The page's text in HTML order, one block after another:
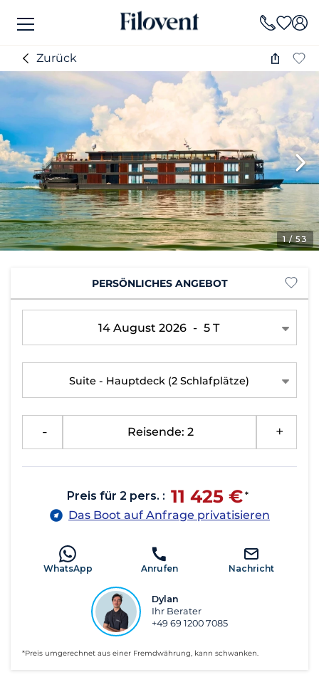
Zurück
1 / 53
PERSÖNLICHES ANGEBOT
14 August 2026 - 5 T
Suite - Hauptdeck (2 Schlafplätze)
Reisende: 2
Preis für 2 pers. : 11 425 €
*
Das Boot auf Anfrage privatisieren
WhatsApp Anrufen Nachricht
Dylan
Ihr Berater
+49 69 1200 7085
*Preis umgerechnet aus einer Fremdwährung, kann schwanken.